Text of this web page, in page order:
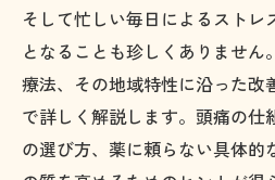
そして忙しい毎日によるスト
となることも珍しくありませ
療法、その地域特性に沿った改
で詳しく解説します。頭痛の仕
の選び方、薬に頼らない具体的